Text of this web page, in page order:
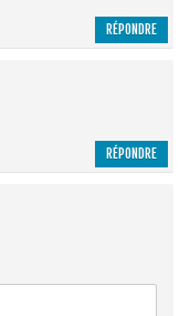
RÉPONDRE
RÉPONDRE